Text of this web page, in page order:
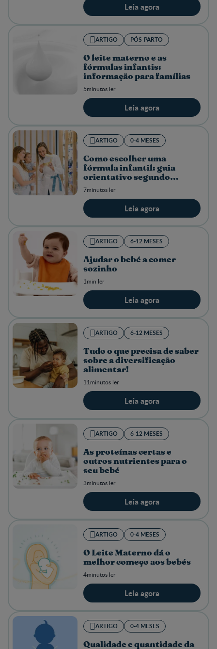
Leia agora
ARTIGO PÓS-PARTO
O leite materno e as
fórmulas infantis:
informação para famílias
5minutos ler
Leia agora
ARTIGO 0-4 MESES
Como escolher uma
fórmula infantil: guia
orientativo segundo
necessidades
7minutos ler
Leia agora
ARTIGO 6-12 MESES
Ajudar o bebé a comer
sozinho
1min ler
Leia agora
ARTIGO 6-12 MESES
Tudo o que precisa de saber
sobre a diversificação
alimentar!
11minutos ler
Leia agora
ARTIGO 6-12 MESES
As proteínas certas e
outros nutrientes para o
seu bebé
3minutos ler
Leia agora
ARTIGO 0-4 MESES
O Leite Materno dá o
melhor começo aos bebés
4minutos ler
Leia agora
ARTIGO 0-4 MESES
Qualidade e quantidade da